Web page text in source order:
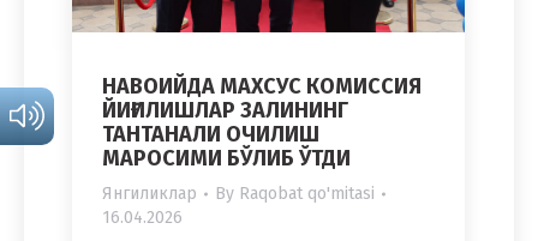
НАВОИЙДА МАХСУС КОМИССИЯ
ЙИҒИЛИШЛАР ЗАЛИНИНГ
ТАНТАНАЛИ ОЧИЛИШ
МАРОСИМИ БЎЛИБ ЎТДИ
Янгиликлар By Raqobat qo'mitasi
16.04.2026